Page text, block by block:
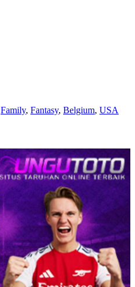
Family, Fantasy, Belgium, USA